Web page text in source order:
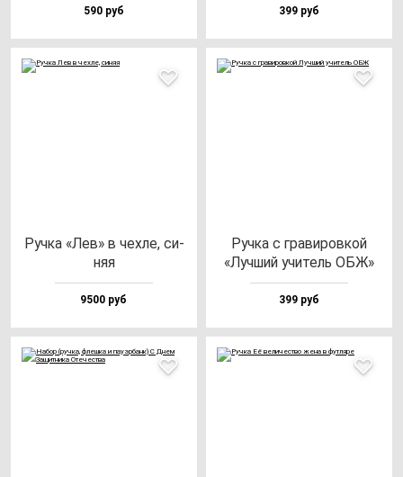
590 руб 399 руб
Руч­ка «Лев» в чех­ле, си­
няя
9500 руб
Руч­ка с гра­ви­ров­кой
«Луч­ший учи­тель ОБЖ»
399 руб